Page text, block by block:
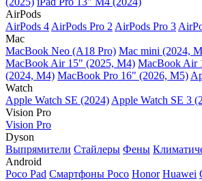
AirPods
AirPods 4 AirPods Pro 2 AirPods Pro 3
Mac
MacBook Neo (A18 Pro) Mac mini (2024,
MacBook Air 15" (2025, M4) MacBook Air
(2024, M4) MacBook Pro 16" (2026, M5)
Watch
Apple Watch SE (2024) Apple Watch SE 3
Vision Pro
Vision Pro
Dyson
Выпрямители Стайлеры Фены
Android
Poco Pad Смартфоны Poco Honor Huawei